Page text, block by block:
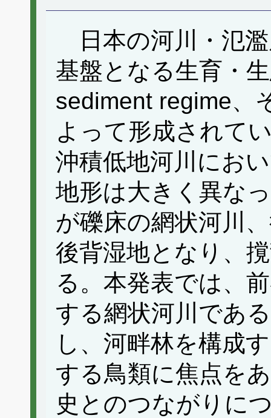
日本の河川・氾
基盤となる生育・
sediment regime、
よって形成されて
沖積低地河川にお
地形は大きく異な
が礫床の網状河川
後背湿地となり、
る。本発表では、
する網状河川であ
し、河畔林を構成
する鳥類に焦点を
史とのつながりに